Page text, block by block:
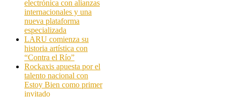
electrónica con alianzas
internacionales y una
nueva plataforma
especializada
LARU comienza su
historia artística con
“Contra el Río”
Rockaxis apuesta por el
talento nacional con
Estoy Bien como primer
invitado